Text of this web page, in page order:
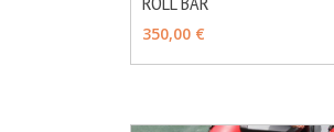
350,00 €